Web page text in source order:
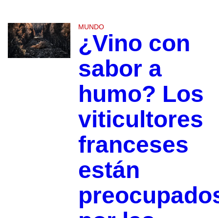
MUNDO
¿Vino con
sabor a
humo? Los
viticultores
franceses
están